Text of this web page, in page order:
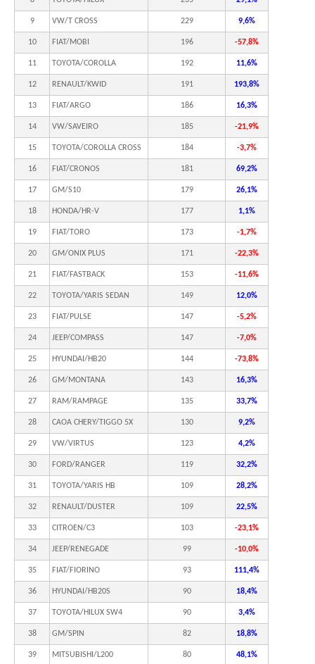
9 VW/T CROSS 229 9,6%
10 FIAT/MOBI 196 -57,8%
11 TOYOTA/COROLLA 192 11,6%
12 RENAULT/KWID 191 193,8%
13 FIAT/ARGO 186 16,3%
14 VW/SAVEIRO 185 -21,9%
15 TOYOTA/COROLLA CROSS 184 -3,7%
16 FIAT/CRONOS 181 69,2%
17 GM/S10 179 26,1%
18 HONDA/HR-V 177 1,1%
19 FIAT/TORO 173 -1,7%
20 GM/ONIX PLUS 171 -22,3%
21 FIAT/FASTBACK 153 -11,6%
22 TOYOTA/YARIS SEDAN 149 12,0%
23 FIAT/PULSE 147 -5,2%
24 JEEP/COMPASS 147 -7,0%
25 HYUNDAI/HB20 144 -73,8%
26 GM/MONTANA 143 16,3%
27 RAM/RAMPAGE 135 33,7%
28 CAOA CHERY/TIGGO 5X 130 9,2%
29 VW/VIRTUS 123 4,2%
30 FORD/RANGER 119 32,2%
31 TOYOTA/YARIS HB 109 28,2%
32 RENAULT/DUSTER 109 22,5%
33 CITROEN/C3 103 -23,1%
34 JEEP/RENEGADE 99 -10,0%
35 FIAT/FIORINO 93 111,4%
36 HYUNDAI/HB20S 90 18,4%
37 TOYOTA/HILUX SW4 90 3,4%
38 GM/SPIN 82 18,8%
39 MITSUBISHI/L200 80 48,1%